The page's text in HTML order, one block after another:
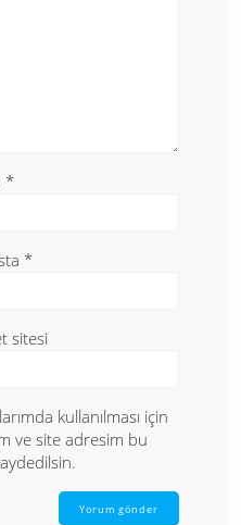
*
*
sitesi
kullanılması için
ve site adresim bu